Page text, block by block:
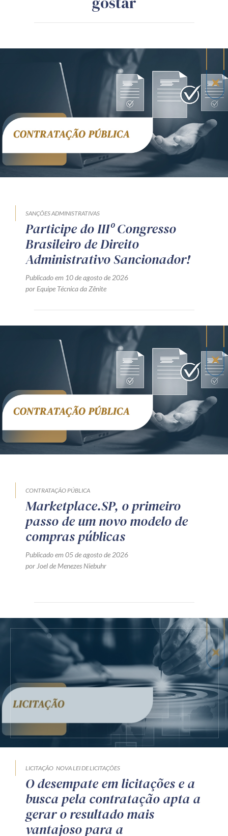
SANÇÕES ADMINISTRATIVAS
Participe do IIIº Congresso
Brasileiro de Direito
Administrativo Sancionador!
Publicado em 10 de agosto de 2026
por Equipe Técnica da Zênite
CONTRATAÇÃO PÚBLICA
Marketplace.SP, o primeiro
passo de um novo modelo de
compras públicas
Publicado em 05 de agosto de 2026
por Joel de Menezes Niebuhr
LICITAÇÃO NOVA LEI DE LICITAÇÕES
O desempate em licitações e a
busca pela contratação apta a
gerar o resultado mais
vantajoso para a